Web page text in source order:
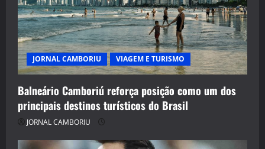
JORNAL CAMBORIU VIAGEM E TURISMO
Balneário Camboriú reforça posição como um dos
principais destinos turísticos do Brasil
JORNAL CAMBORIU